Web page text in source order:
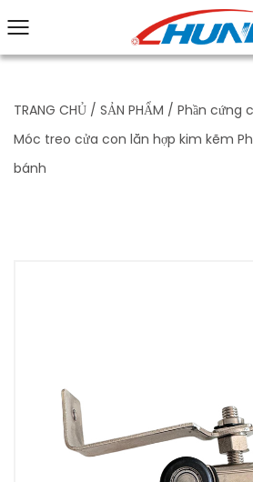
TRANG CHỦ / SẢN PHẨM / Phần cứng
Móc treo cửa con lăn hợp kim kẽm
bánh